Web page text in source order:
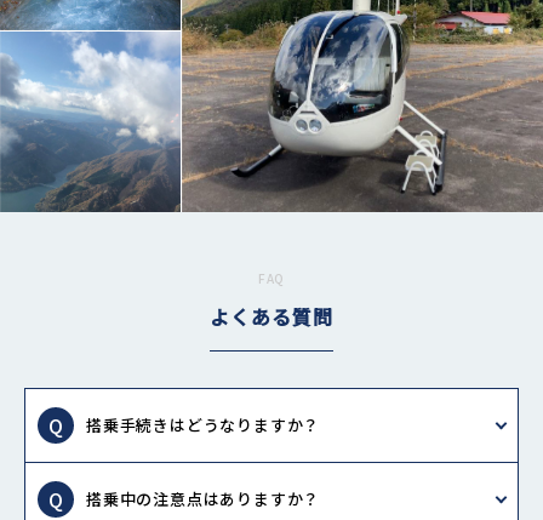
FAQ
よくある質問
搭乗手続きはどうなりますか？
搭乗中の注意点はありますか？